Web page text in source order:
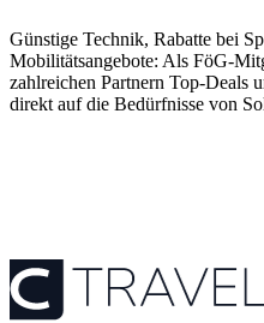
Günstige Technik, Rabatte bei
Mobilitätsangebote: Als FöG-
zahlreichen Partnern Top-Deals
direkt auf die Bedürfnisse von